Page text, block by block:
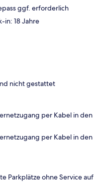
ggf. erforderlich
in: 18 Jahre
nicht gestattet
per Kabel in den
per Kabel in den
Parkplätze ohne Service auf